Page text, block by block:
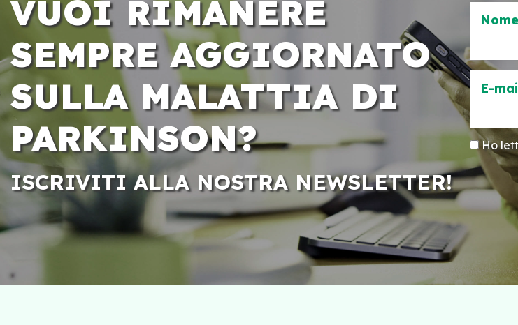
VUOI RIMANERE
SEMPRE AGGIORNATO
SULLA MALATTIA DI
PARKINSON?
ISCRIVITI ALLA NOSTRA NEWSLETTER!
E-
Ho